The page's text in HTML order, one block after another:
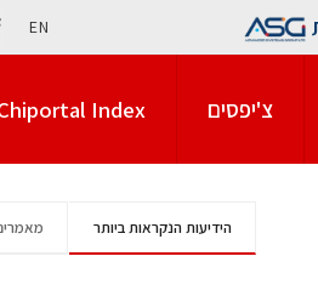
EN
צ'יפסים Index
הידיעות הנקראות ביותר